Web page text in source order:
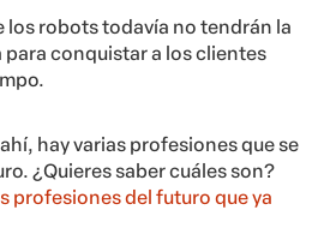
los robots todavía no tendrán la
conquistar a los clientes
hay varias profesiones que se
¿Quieres saber cuáles son?
profesiones del futuro que ya